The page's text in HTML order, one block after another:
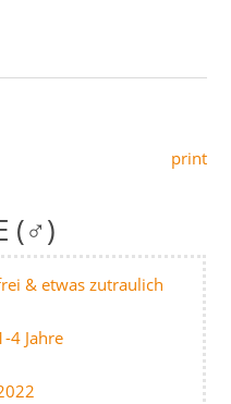
print
(♂)
& etwas zutraulich
4 Jahre